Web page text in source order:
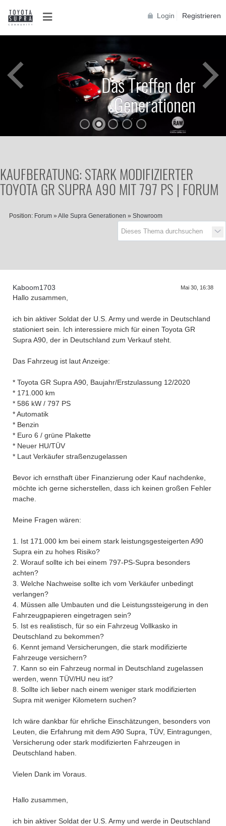
Login Registrieren
D
a
s
T
r
e
f
f
e
n
d
e
r
G
e
n
e
r
a
t
i
o
n
e
n
Das Treffen der
Generationen
KAUFBERATUNG: STARK MODIFIZIERTER
TOYOTA GR SUPRA A90 MIT 797 PS | FORUM
Position: Forum » Alle Supra Generationen » Showroom
Kaboom1703 Mai 30, 16:38
Hallo zusammen,
ich bin aktiver Soldat der U.S. Army und werde in Deutschland
stationiert sein. Ich interessiere mich für einen Toyota GR
Supra A90, der in Deutschland zum Verkauf steht.
Das Fahrzeug ist laut Anzeige:
* Toyota GR Supra A90, Baujahr/Erstzulassung 12/2020
* 171.000 km
* 586 kW / 797 PS
* Automatik
* Benzin
* Euro 6 / grüne Plakette
* Neuer HU/TÜV
* Laut Verkäufer straßenzugelassen
Bevor ich ernsthaft über Finanzierung oder Kauf nachdenke,
möchte ich gerne sicherstellen, dass ich keinen großen Fehler
mache.
Meine Fragen wären:
1. Ist 171.000 km bei einem stark leistungsgesteigerten A90
Supra ein zu hohes Risiko?
2. Worauf sollte ich bei einem 797-PS-Supra besonders
achten?
3. Welche Nachweise sollte ich vom Verkäufer unbedingt
verlangen?
4. Müssen alle Umbauten und die Leistungssteigerung in den
Fahrzeugpapieren eingetragen sein?
5. Ist es realistisch, für so ein Fahrzeug Vollkasko in
Deutschland zu bekommen?
6. Kennt jemand Versicherungen, die stark modifizierte
Fahrzeuge versichern?
7. Kann so ein Fahrzeug normal in Deutschland zugelassen
werden, wenn TÜV/HU neu ist?
8. Sollte ich lieber nach einem weniger stark modifizierten
Supra mit weniger Kilometern suchen?
Ich wäre dankbar für ehrliche Einschätzungen, besonders von
Leuten, die Erfahrung mit dem A90 Supra, TÜV, Eintragungen,
Versicherung oder stark modifizierten Fahrzeugen in
Deutschland haben.
Vielen Dank im Voraus.
Hallo zusammen,
ich bin aktiver Soldat der U.S. Army und werde in Deutschland